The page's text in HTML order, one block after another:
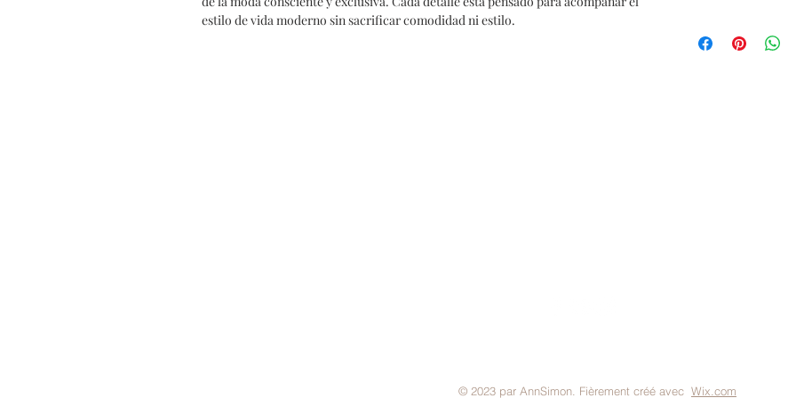
estilo de vida moderno sin sacrificar comodidad ni estilo.
© 2023 par AnnSimon. Fièrement créé avec Wix.com